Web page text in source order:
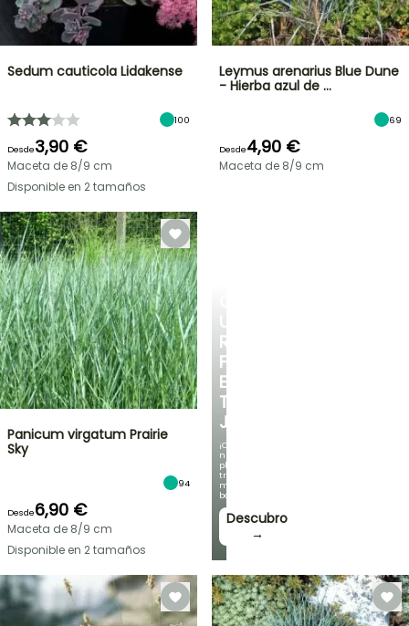
UN
RINCÓN
FRESCO
EN
TU
JARDÍN
¡Con
nuestras
plantas
trepadoras
más
bonitas!
Descubro
→
Sedum cauticola Lidakense
100
Desde3,90 €
Maceta de 8/9 cm
Disponible en 2 tamaños
Leymus arenarius Blue Dune
- Hierba azul de …
69
Desde4,90 €
Maceta de 8/9 cm
Panicum virgatum Prairie
Sky
94
Desde6,90 €
Maceta de 8/9 cm
Disponible en 2 tamaños